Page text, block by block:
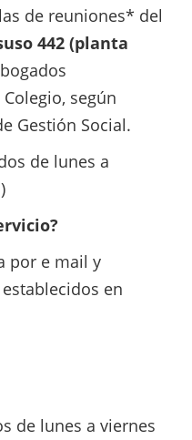
de reuniones* del
442 (planta
según
Gestión Social.
de lunes a
por e mail y
en
de lunes a viernes